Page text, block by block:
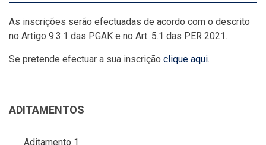
As inscrições serão efectuadas de acordo com o descrito
no Artigo 9.3.1 das PGAK e no Art. 5.1 das PER 2021.
Se pretende efectuar a sua inscrição clique aqui.
ADITAMENTOS
Aditamento 1